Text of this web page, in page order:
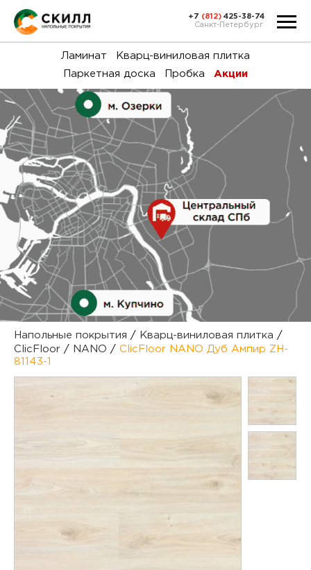
и
+7 (812) 425-38-74
Санкт-Петербург
Ламинат
Кварц-виниловая плитка
Паркетная доска
Пробка Акции
Напольные покрытия / Кварц-виниловая плитка /
ClicFloor / NANO / ClicFloor NANO Дуб Ампир ZH-
81143-1